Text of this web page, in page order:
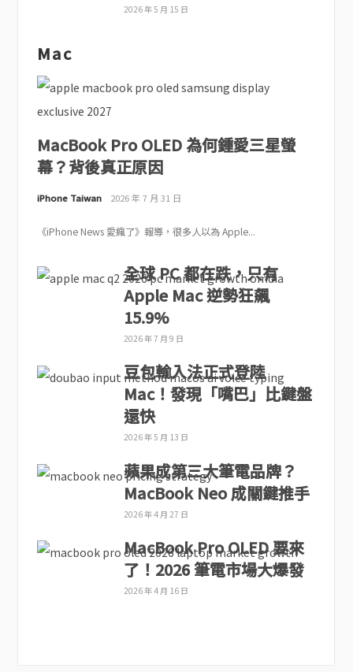
2026 年 5 月 15 日
Mac
MacBook Pro OLED 為何鍾愛三星螢
幕？背後真正原因
iPhone Taiwan 2026 年 7 月 31 日
《iPhone News 愛瘋了》報導，很多人以為 Apple...
全球 PC 都在跌，只有
Apple Mac 逆勢狂飆
15.9%
2026 年 7 月 9 日
豆包輸入法正式登陸
Mac！發現「嘴巴」比鍵盤
還快
2026 年 5 月 13 日
蘋果成第三大筆電品牌？
MacBook Neo 成關鍵推手
2026 年 4 月 27 日
MacBook Pro OLED 要來
了！2026 筆電市場大爆發
2026 年 4 月 16 日